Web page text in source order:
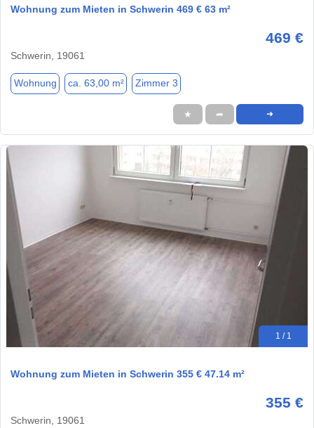
Wohnung zum Mieten in Schwerin 469 € 63 m²
469 €
Schwerin, 19061
Wohnung ca. 63,00 m² Zimmer 3
★ ➦ ➜
1 / 1
Wohnung zum Mieten in Schwerin 355 € 47.14 m²
355 €
Schwerin, 19061